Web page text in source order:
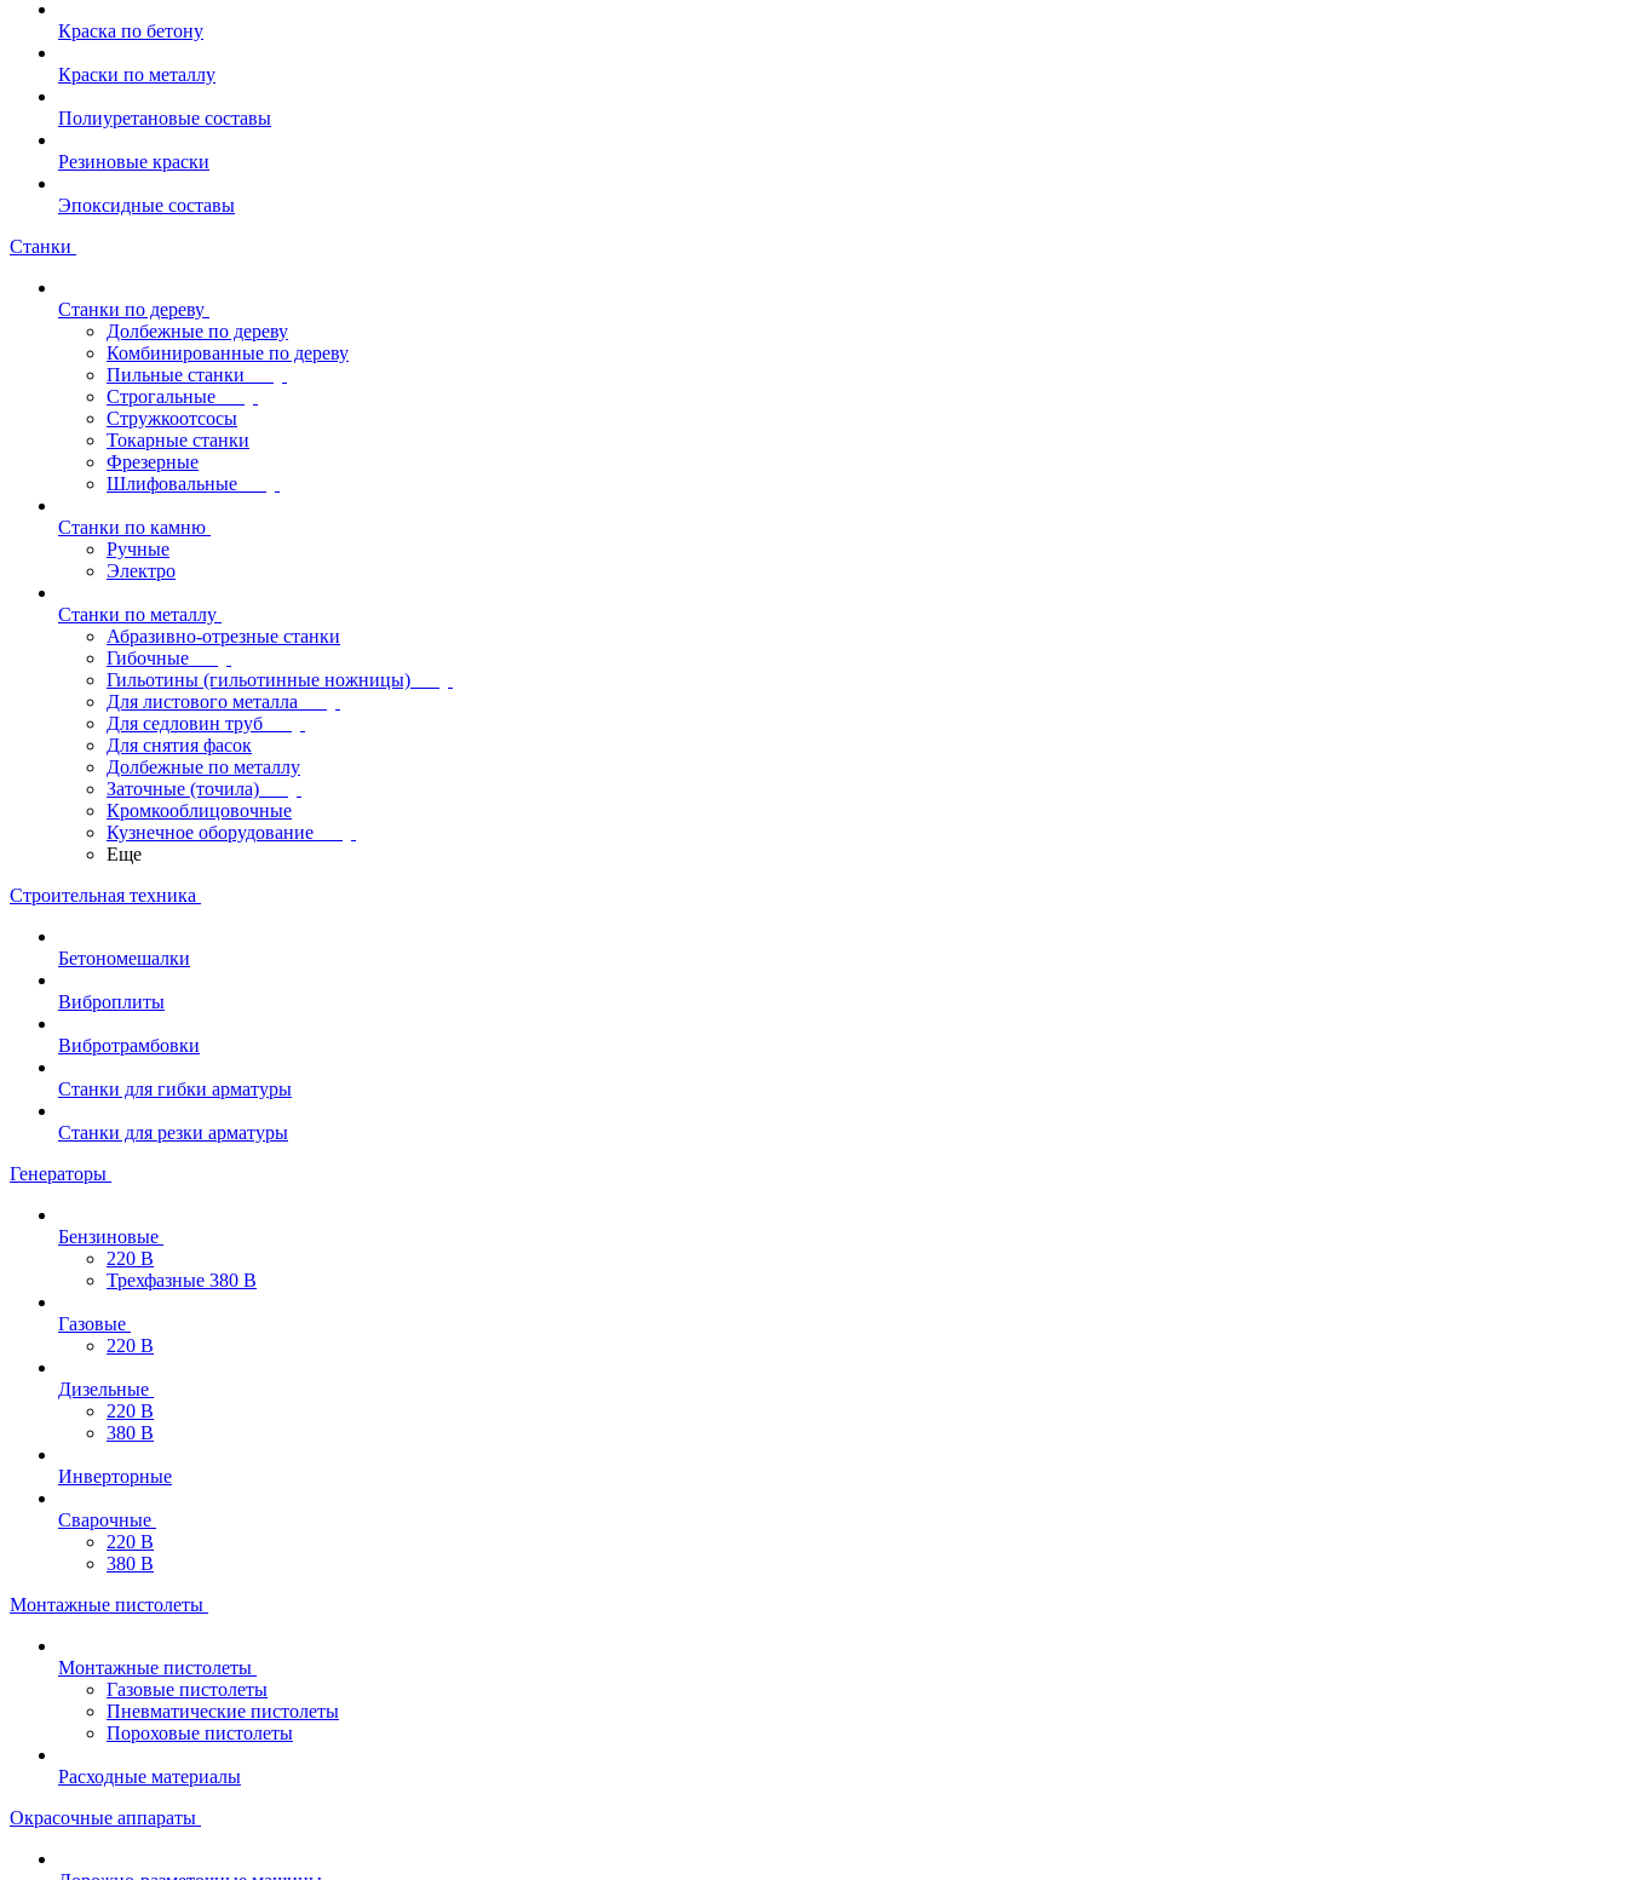
Краска по бетону
Краски по металлу
Полиуретановые составы
Резиновые краски
Эпоксидные составы
Станки
Станки по дереву
Долбежные по дереву
Комбинированные по дереву
Пильные станки
Строгальные
Стружкоотсосы
Токарные станки
Фрезерные
Шлифовальные
Станки по камню
Ручные
Электро
Станки по металлу
Абразивно-отрезные станки
Гибочные
Гильотины (гильотинные ножницы)
Для листового металла
Для седловин труб
Для снятия фасок
Долбежные по металлу
Заточные (точила)
Кромкооблицовочные
Кузнечное оборудование
Еще
Строительная техника
Бетономешалки
Виброплиты
Вибротрамбовки
Станки для гибки арматуры
Станки для резки арматуры
Генераторы
Бензиновые
220 В
Трехфазные 380 В
Газовые
220 В
Дизельные
220 В
380 В
Инверторные
Сварочные
220 В
380 В
Монтажные пистолеты
Монтажные пистолеты
Газовые пистолеты
Пневматические пистолеты
Пороховые пистолеты
Расходные материалы
Окрасочные аппараты